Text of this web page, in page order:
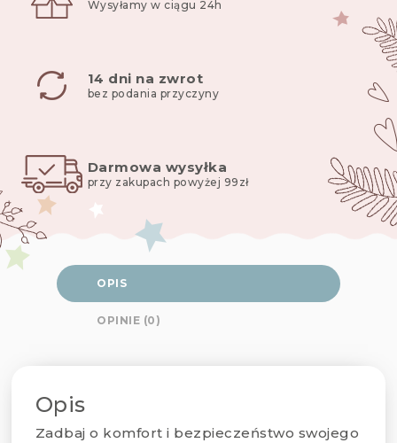
Wysyłamy w ciągu 24h
14 dni na zwrot
bez podania przyczyny
Darmowa wysyłka
przy zakupach powyżej 99zł
OPIS
OPINIE (0)
Opis
Zadbaj o komfort i bezpieczeństwo swojego